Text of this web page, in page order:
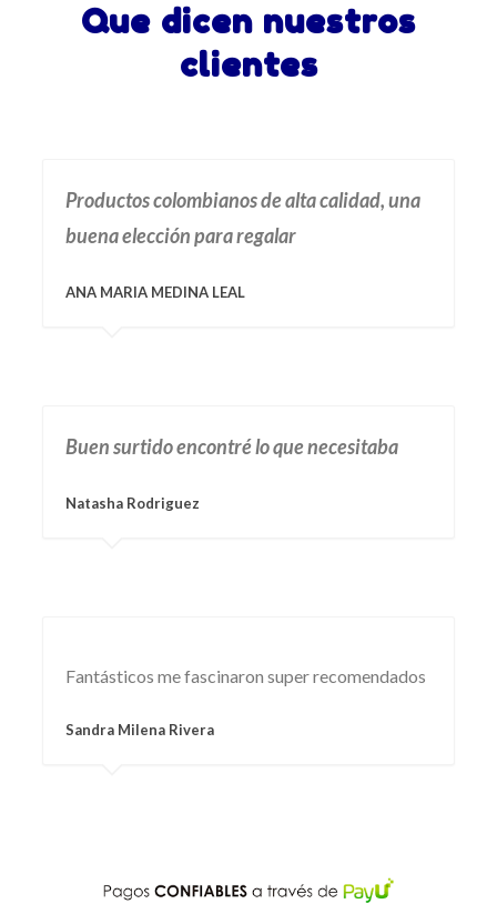
Que dicen nuestros
clientes
Productos colombianos de alta calidad, una
buena elección para regalar
ANA MARIA MEDINA LEAL
Buen surtido encontré lo que necesitaba
Natasha Rodriguez
Fantásticos me fascinaron super recomendados
Sandra Milena Rivera